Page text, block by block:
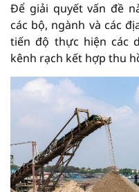
Để giải quyết vấn đề
các bộ, ngành và các
tiến độ thực hiện các
kênh rạch kết hợp thu